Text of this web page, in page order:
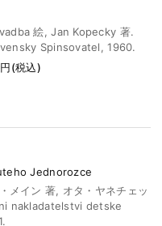
絵, Jan Kopecky 著.
Spinsovatel, 1960.
(税込)
Jednorozce
メイン 著, オタ・ヤネチェッ
nakladatelstvi detske